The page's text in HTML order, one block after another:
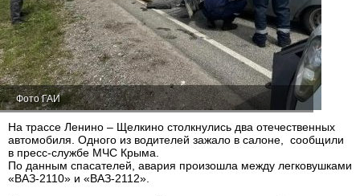
Фото ГАИ
На трассе Ленино – Щелкино столкнулись два отечественных
автомобиля. Одного из водителей зажало в салоне, сообщили
в пресс-службе МЧС Крыма.
По данным спасателей, авария произошла между легковушками
«ВАЗ-2110» и «ВАЗ-2112».